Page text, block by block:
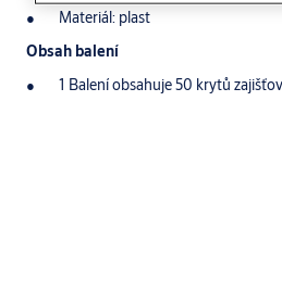
Materiál: plast
Obsah balení
1 Balení obsahuje 50 krytů